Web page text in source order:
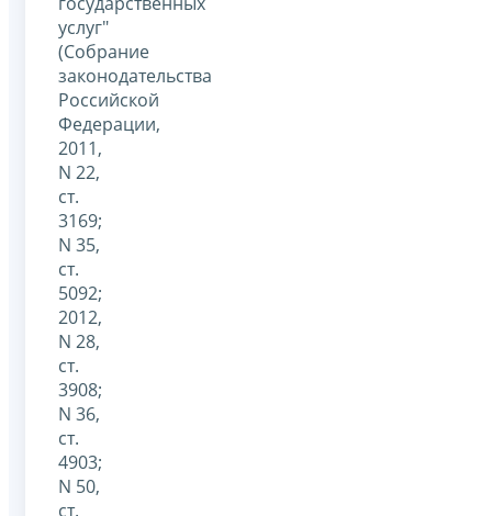
услуг"
(Собрание
законодательства
Российской
Федерации,
2011,
N 22,
ст.
3169;
N 35,
ст.
5092;
2012,
N 28,
ст.
3908;
N 36,
ст.
4903;
N 50,
ст.